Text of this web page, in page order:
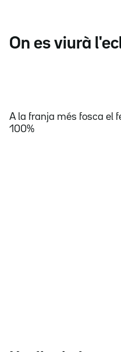
On es viurà
A la franja més fosca el
100%